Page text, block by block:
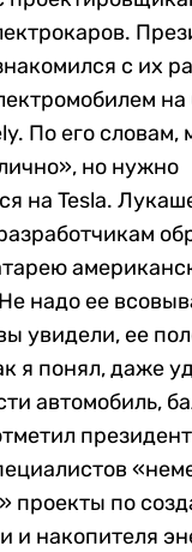
с их
на
По его словам,
но нужно
на Tesla.
надо ее
увидели, ее
я понял, даже
автомобиль,
проекты по
и накопителя